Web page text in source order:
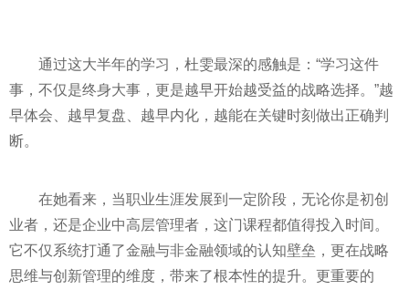
通过这大半年的学习，杜雯最深的感触是：“学习这件
事，不仅是终身大事，更是越早开始越受益的战略选择。”越
早体会、越早复盘、越早内化，越能在关键时刻做出正确判
断。
在她看来，当职业生涯发展到一定阶段，无论你是初创
业者，还是企业中高层管理者，这门课程都值得投入时间。
它不仅系统打通了金融与非金融领域的认知壁垒，更在战略
思维与创新管理的维度，带来了根本性的提升。更重要的